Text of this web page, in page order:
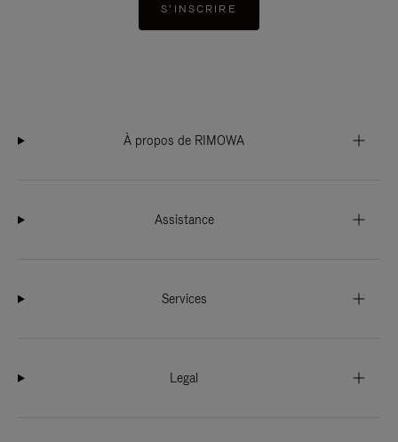
S'INSCRIRE
À propos de RIMOWA
Assistance
Services
Legal